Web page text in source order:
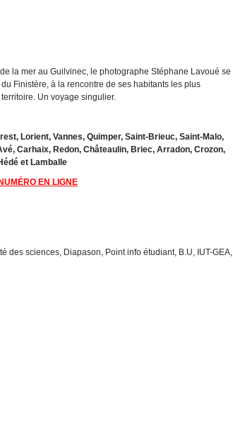
la mer au Guilvinec, le photographe Stéphane Lavoué se
Finistère, à la rencontre de ses habitants les plus
Un voyage singulier.
Lorient, Vannes, Quimper, Saint-Brieuc, Saint-Malo,
Carhaix, Redon, Châteaulin, Briec, Arradon, Crozon,
et Lamballe
EN LIGNE
des sciences, Diapason, Point info étudiant, B.U, IUT-GEA,